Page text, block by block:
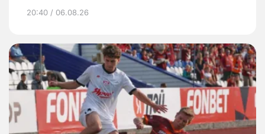
20:40 / 06.08.26